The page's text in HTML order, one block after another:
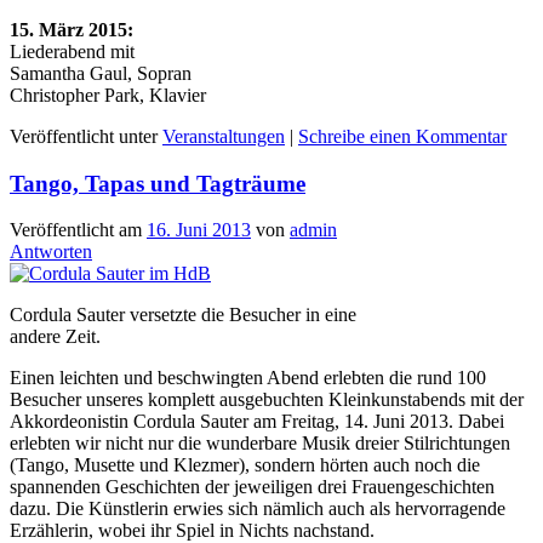
15. März 2015:
Liederabend mit
Samantha Gaul, Sopran
Christopher Park, Klavier
Veröffentlicht unter Veranstaltungen | Schreibe einen Kommentar
Tango, Tapas und Tagträume
Veröffentlicht am 16. Juni 2013 von admin
Antworten
Cordula Sauter versetzte die Besucher in eine
andere Zeit.
Einen leichten und beschwingten Abend erlebten die rund 100
Besucher unseres komplett ausgebuchten Kleinkunstabends mit der
Akkordeonistin Cordula Sauter am Freitag, 14. Juni 2013. Dabei
erlebten wir nicht nur die wunderbare Musik dreier Stilrichtungen
(Tango, Musette und Klezmer), sondern hörten auch noch die
spannenden Geschichten der jeweiligen drei Frauengeschichten
dazu. Die Künstlerin erwies sich nämlich auch als hervorragende
Erzählerin, wobei ihr Spiel in Nichts nachstand.